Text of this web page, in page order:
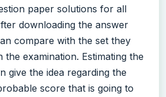
paper solutions for all
downloading the answer
compare with the set they
the examination. Estimating the
give the idea regarding the
score that is going to